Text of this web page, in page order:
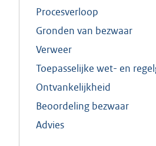
Procesverloop
Gronden van bezwaar
Verweer
Toepasselijke wet- en
Ontvankelijkheid
Beoordeling bezwaar
Advies